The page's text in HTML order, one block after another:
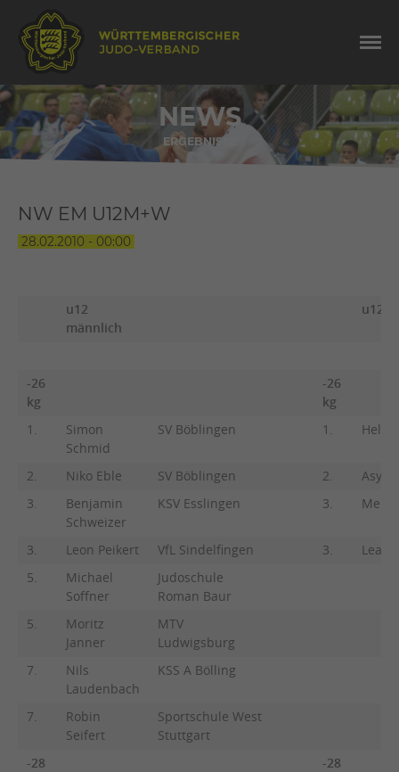
NEWS
ERGEBNISSE
NW EM U12M+W
28.02.2010 - 00:00
u12
männlich
u12
-26
kg
-26
kg
1.
Simon
Schmid
SV Böblingen 1.
2. Niko Eble SV Böblingen 2.
Asya
3.
Benjamin
Schweizer
KSV Esslingen 3.
3. Leon Peikert VfL Sindelfingen 3.
Leah
5.
Michael
Soffner
Judoschule
Roman Baur
5.
Moritz
Janner
MTV
Ludwigsburg
7.
Nils
Laudenbach
KSS A Bölling
7.
Robin
Seifert
Sportschule West
Stuttgart
-28
-28